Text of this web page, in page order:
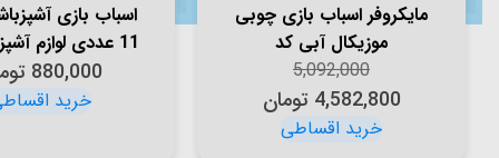
مایکروفر اسباب بازی چوبی
موزیکال آبی کد
KBQ2020010
5,092,000
4,582,800 تومان
اسباب بازی
11 عددی لوازم
901457
880,000